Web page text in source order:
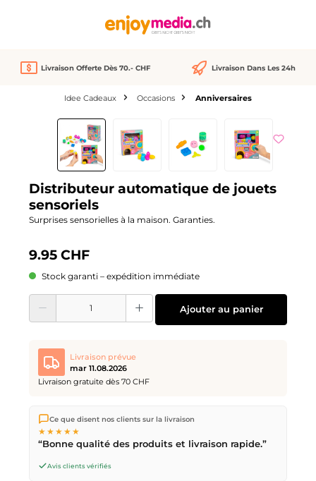
Livraison Offerte Dès 70.- CHF Livraison Dans Les 24h
Idee Cadeaux Occasions Anniversaires
Ignorer la galerie d'images
Distributeur automatique de jouets
sensoriels
Surprises sensorielles à la maison. Garanties.
9.95 CHF
Stock garanti – expédition immédiate
Quantité de produit : Entrez la quantité souhaitée ou utilisez les boutons
Ajouter au panier
Livraison prévue
mar 11.08.2026
Livraison gratuite dès 70 CHF
Nous expédions directement depuis notre entrepôt à Kriens,
en Suisse.Livraison gratuitedèsCHF 70
passées avant
livraison leprochain jour ouvrable par la Poste Suisse.
Ce que disent nos clients sur la livraison
★★★★★
“Bonne qualité des produits et livraison rapide.”
Avis clients vérifiés